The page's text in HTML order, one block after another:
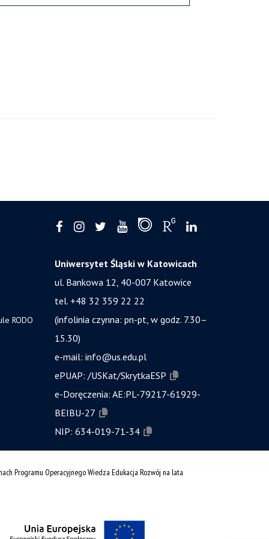
RODO
Uniwersytet Śląski w Katowicach
ul. Bankowa 12, 40-007 Katowice
tel. +48 32 359 22 22
(infolinia czynna: pn-pt, w godz. 7.30–
15.30)
e-mail: info@us.edu.pl
ePUAP: /USKat/SkrytkaESP
e-Doręczenia: AE:PL-79217-61929-
BEIBU-27
NIP: 634-019-71-34
Programu Operacyjnego Wiedza Edukacja Rozwój na lata